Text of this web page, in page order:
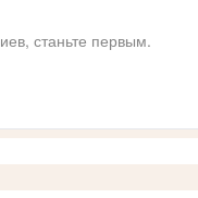
станьте первым.